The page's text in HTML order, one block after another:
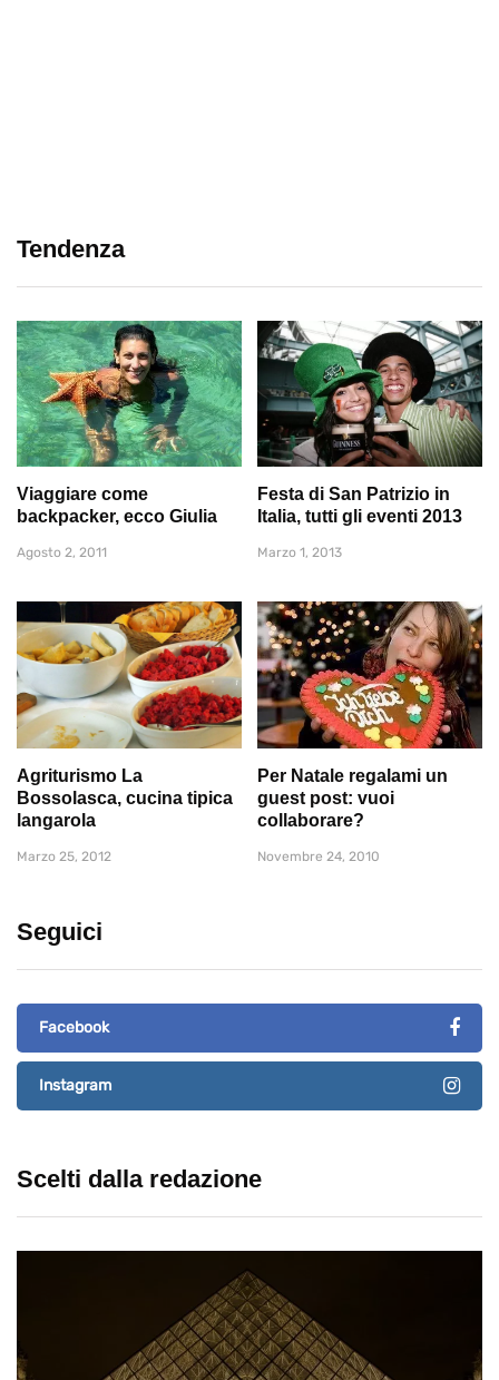
Tendenza
Viaggiare come
backpacker, ecco Giulia
Agosto 2, 2011
Festa di San Patrizio in
Italia, tutti gli eventi 2013
Marzo 1, 2013
Agriturismo La
Bossolasca, cucina tipica
langarola
Marzo 25, 2012
Per Natale regalami un
guest post: vuoi
collaborare?
Novembre 24, 2010
Seguici
Facebook
Instagram
Scelti dalla redazione